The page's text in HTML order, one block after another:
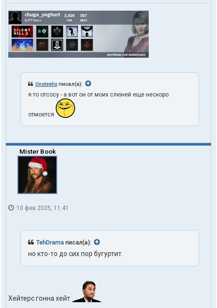
Unsteelix писал(а):
я то отсосу - а вот он от моих слюней еще нескоро
отмоется
Mister Book
10 фев 2025, 11:41
TehDrama писал(а):
но кто-то до сих пор бугуртит.
Хейтерс гонна хейт